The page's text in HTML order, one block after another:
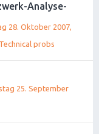
Analyse-
28. Oktober 2007,
probs
25. September